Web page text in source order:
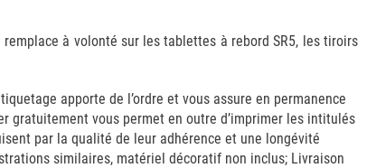
à volonté sur les tablettes à rebord SR5, les tiroirs
apporte de l’ordre et vous assure en permanence
gratuitement vous permet en outre d’imprimer les intitulés
par la qualité de leur adhérence et une longévité
similaires, matériel décoratif non inclus; Livraison